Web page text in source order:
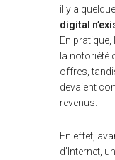
il y a
digital
En
la notoriété
offres,
devaient
revenus.
En effet,
d’Internet,